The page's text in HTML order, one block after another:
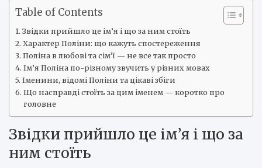
Table of Contents
Звідки прийшло це ім’я і що за ним стоїть
Характер Поліни: що кажуть спостереження
Поліна в любові та сім’ї — не все так просто
Ім’я Поліна по-різному звучить у різних мовах
Іменини, відомі Поліни та цікаві збіги
Що насправді стоїть за цим іменем — коротко про
головне
Звідки прийшло це ім’я і що за
ним стоїть